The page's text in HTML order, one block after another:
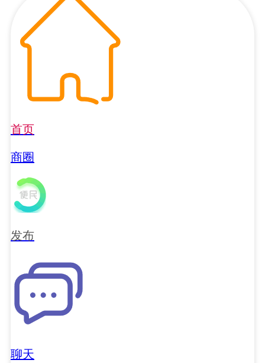
首页
商圈
发布
聊天